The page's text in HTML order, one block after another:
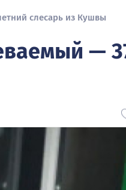
слесарь из Кушвы
—